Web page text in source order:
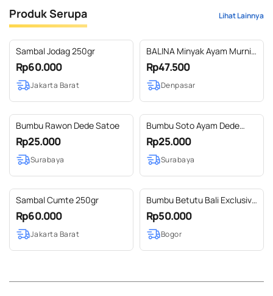
Produk Serupa Lihat Lainnya
Sambal Jodag 250gr
Rp60.000
Jakarta Barat
BALINA Minyak Ayam Murni
500ml Halal Kemasan
Stoples Plastik
Rp47.500
Denpasar
Bumbu Rawon Dede Satoe
Rp25.000
Surabaya
Bumbu Soto Ayam Dede
Satoe
Rp25.000
Surabaya
Sambal Cumte 250gr
Rp60.000
Jakarta Barat
Bumbu Betutu Bali Exclusive
Edition
Rp50.000
Bogor